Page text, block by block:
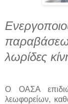
λωρίδες
Ο ΟΑΣΑ
λεωφορείων,